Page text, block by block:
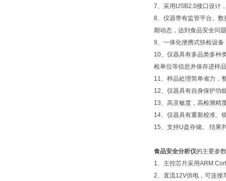
7、采用USB2.0接口设计
8、仪器带有监管平台。
期动态，达到食品安全问
9、一体化便携式快检设
10、仪器具有多品类多种
检单位等信息并保存进样
11、样品处理简单省力，
12、仪器具有自身保护功
13、高灵敏度，高检测精
14、仪器具有重新校准、
15、支持U盘存储。 结果
食品安全分析仪的主要参
1、主控芯片采用ARM
2、直流12V供电，可连接